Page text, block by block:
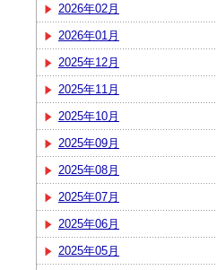
2026年02月
2026年01月
2025年12月
2025年11月
2025年10月
2025年09月
2025年08月
2025年07月
2025年06月
2025年05月